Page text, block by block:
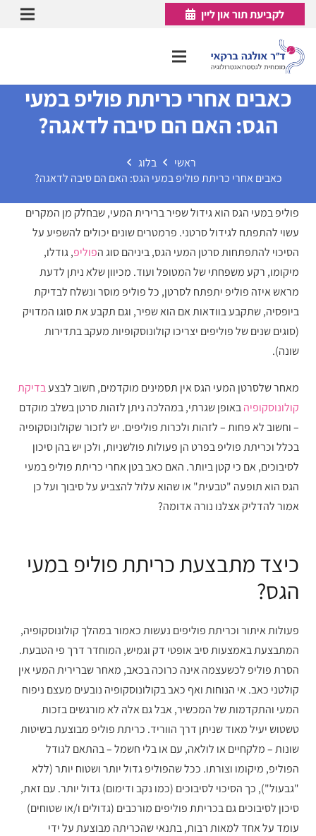
לקביעת תור און ליין
כאבים אחרי כריתת פוליפ במעי
הגס: האם הם סיבה לדאגה?
ראשי
בלוג
כאבים אחרי כריתת פוליפ במעי הגס: האם הם סיבה לדאגה?
פוליפ במעי הגס הוא גידול שפיר ברירית המעי, שבחלק מן המקרים
עשוי להתפתח לגידול סרטני. פרמטרים שונים יכולים להשפיע על
הסיכוי להתפתחות סרטן המעי הגס, ביניהם סוג הפוליפ, גודלו,
מיקומו, רקע משפחתי של המטופל ועוד. מכיוון שלא ניתן לדעת
מראש איזה פוליפ יתפתח לסרטן, כל פוליפ מוסר ונשלח לבדיקת
ביופסיה, שתקבע בוודאות אם הוא שפיר, וגם תקבע את סוגו המדויק
(סוגים שנים של פוליפים יצריכו קולונוסקופיות מעקב בתדירות
שונה).
מאחר שלסרטן המעי הגס אין תסמינים מוקדמים, חשוב לבצעבדיקת
קולונוסקופיהבאופן שגרתי, במהלכה ניתן לזהות סרטן בשלב מוקדם
– וחשוב לא פחות – לזהות ולכרות פוליפים. יש לזכור שקולונוסקופיה
בכלל וכריתת פוליפ בפרט הן פעולות פולשניות, ולכן יש בהן סיכון
לסיבוכים, אם כי קטן ביותר. האם כאב בטן אחרי כריתת פוליפ במעי
הגס הוא תופעה "טבעית" או שהוא עלול להצביע על סיבוך ועל כן
אמור להדליק אצלנו נורה אדומה?
כיצד מתבצעת כריתת פוליפ במעי
הגס?
פעולות איתור וכריתת פוליפים נעשות כאמור במהלך קולונוסקופיה,
המתבצעת באמצעות סיב אופטי דק וגמיש, המוחדר דרך פי הטבעת.
הסרת פוליפ לכשעצמה אינה כרוכה בכאב, מאחר שברירית המעי אין
קולטני כאב. אי הנוחות ואף כאב בקולונוסקופיה נובעים מעצם ניפוח
המעי והתקדמות של המכשיר, אבל גם אלה לא מורגשים בזכות
טשטוש יעיל מאוד שניתן דרך הווריד. כריתת פוליפ מבוצעת בשיטות
שונות – מלקחיים או לולאה, עם או בלי חשמל – בהתאם לגודל
הפוליפ, מיקומו וצורתו. ככל שהפוליפ גדול יותר ושטוח יותר (ללא
"גבעול"), כך הסיכוי לסיבוכים (כמו נקב ודימום) גדול יותר. עם זאת,
סיכון לסיבוכים גם בכריתת פוליפים מורכבים (גדולים ו/או שטוחים)
עומד על אחד למאות רבות, בתנאי שהכריתה מבוצעת על ידי